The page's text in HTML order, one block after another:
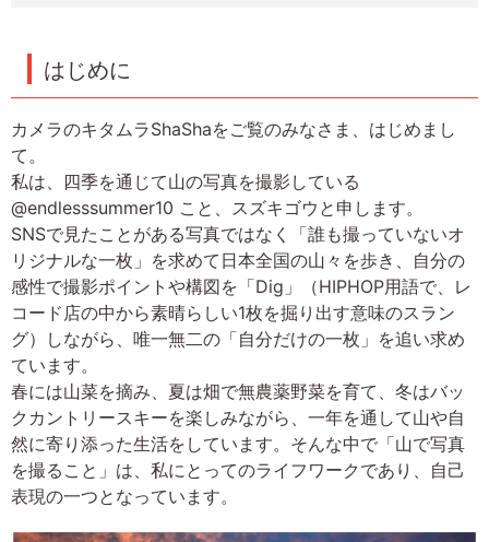
はじめに
カメラのキタムラShaShaをご覧のみなさま、はじめまし
て。
私は、四季を通じて山の写真を撮影している
@endlesssummer10 こと、スズキゴウと申します。
SNSで見たことがある写真ではなく「誰も撮っていないオ
リジナルな一枚」を求めて日本全国の山々を歩き、自分の
感性で撮影ポイントや構図を「Dig」（HIPHOP用語で、レ
コード店の中から素晴らしい1枚を掘り出す意味のスラン
グ）しながら、唯一無二の「自分だけの一枚」を追い求め
ています。
春には山菜を摘み、夏は畑で無農薬野菜を育て、冬はバッ
クカントリースキーを楽しみながら、一年を通して山や自
然に寄り添った生活をしています。そんな中で「山で写真
を撮ること」は、私にとってのライフワークであり、自己
表現の一つとなっています。